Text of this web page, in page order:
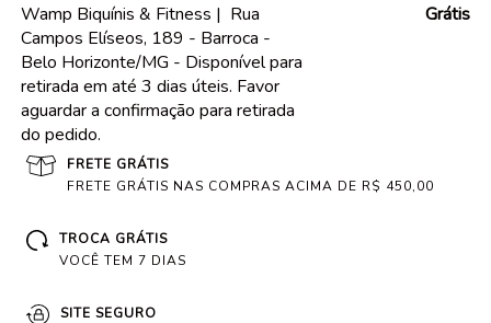
Wamp Biquínis & Fitness | Rua
Campos Elíseos, 189 - Barroca -
Belo Horizonte/MG - Disponível para
retirada em até 3 dias úteis. Favor
aguardar a confirmação para retirada
do pedido.
Grátis
FRETE GRÁTIS
FRETE GRÁTIS NAS COMPRAS ACIMA DE R$ 450,00
TROCA GRÁTIS
VOCÊ TEM 7 DIAS
SITE SEGURO